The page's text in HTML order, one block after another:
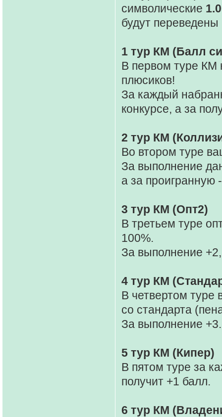
символические
будут
1 тур КМ (Балл
В первом туре КМ
плюсиков!
За каждый
конкурсе, а за
2 тур КМ
Во втором туре
За выполнение
а за проигранную
3 тур КМ (Опт2)
В третьем туре
100%.
За выполнение
4 тур КМ
В четвертом
со стандарта
За выполнение +3.
5 тур КМ (Кипер)
В пятом туре за
получит +1 балл.
6 тур КМ